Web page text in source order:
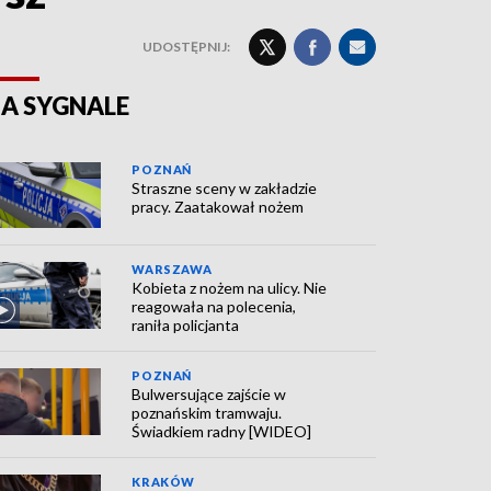
UDOSTĘPNIJ:
SYGNALE
POZNAŃ
Straszne sceny w zakładzie
pracy. Zaatakował nożem
WARSZAWA
Kobieta z nożem na ulicy. Nie
reagowała na polecenia,
raniła policjanta
POZNAŃ
Bulwersujące zajście w
poznańskim tramwaju.
Świadkiem radny [WIDEO]
KRAKÓW